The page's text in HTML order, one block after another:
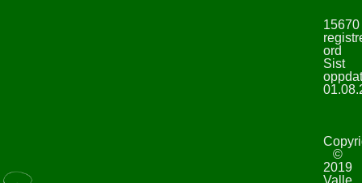
15670
ord
Sist
©
2019
Valle